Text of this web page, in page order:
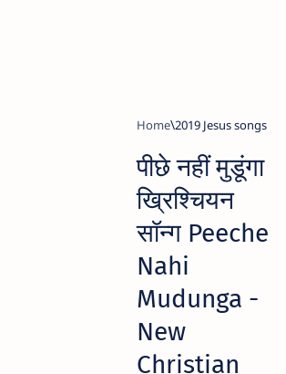
Home 2019 Jesus songs
पीछे नहीं मुडूंगा
ख्रिश्चियन
सॉन्ग Peeche
Nahi
Mudunga -
New
Christian